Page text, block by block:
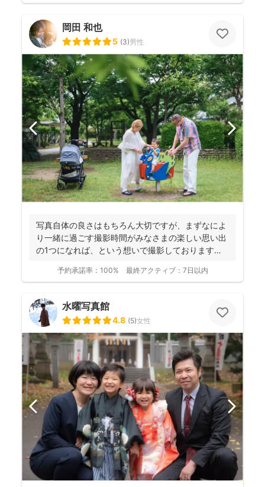
岡田 和也
5 (3)男性
写真自体の良さはもちろん大切ですが、まずなによ
り一緒に過ごす撮影時間がみなさまの楽しい思い出
の1つになれば、という想いで撮影しております！
予約承諾率： 100% 最終アクティブ： 7日以内
水曜写真館
4.8 (5)女性